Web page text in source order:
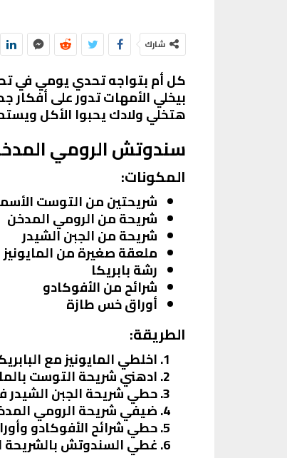
شارك
كل أم بتواجه تحدي يومي في
بيخلي الأمهات تدور على
هتخلي ولادك يحبوا الأكل
سندوتش الرومي
المكونات:
شريحتين من التوست
شريحة من الرومي المدخن
شريحة من الجبن الشيدر
ملعقة صغيرة من المايونيز
رشة بابريكا
شرائح من الأفوكادو
أوراق خس طازة
الطريقة:
اخلطي المايونيز مع
ادهني شريحة التوست
حطي شريحة الجبن الشيدر
ضيفي شريحة الرومي
حطي شرائح الأفوكادو
غطي السندوتش بالشريحة